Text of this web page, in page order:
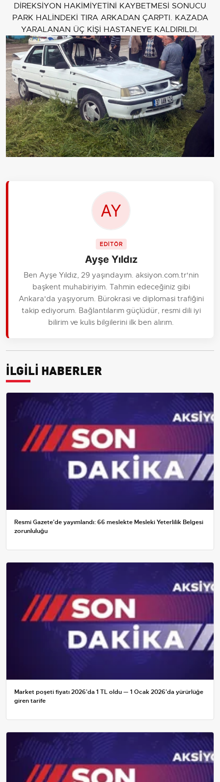
DİREKSİYON HAKİMİYETİNİ KAYBETMESİ SONUCU
PARK HALİNDEKİ TIRA ARKADAN ÇARPTI. KAZADA
YARALANAN ÜÇ KİŞİ HASTANEYE KALDIRILDI.
EDİTÖR
Ayşe Yıldız
Ben Ayşe Yıldız, 29 yaşındayım. aksiyon.com.tr'nin
başkent muhabiriyim. Tahmin edeceğiniz gibi
Ankara'da yaşıyorum. Bürokrasi ve diplomasi trafiğini
takip ediyorum. Bağlantılarım güçlüdür, resmi dili iyi
bilirim ve kulis bilgilerini ilk ben alırım.
İLGİLİ HABERLER
Resmi Gazete'de yayımlandı: 66 meslekte Mesleki Yeterlilik Belgesi
zorunluluğu
Market poşeti fiyatı 2026'da 1 TL oldu — 1 Ocak 2026'da yürürlüğe
giren tarife